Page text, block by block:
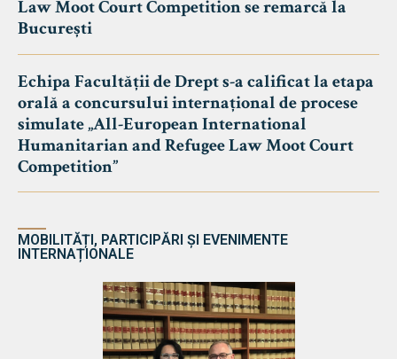
Law Moot Court Competition se remarcă la
București
Echipa Facultății de Drept s-a calificat la etapa
orală a concursului internațional de procese
simulate „All-European International
Humanitarian and Refugee Law Moot Court
Competition”
MOBILITĂȚI, PARTICIPĂRI ȘI EVENIMENTE
INTERNAȚIONALE